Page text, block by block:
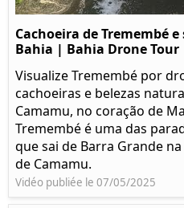
Cachoeira de Tremembé
Bahia | Bahia Drone Tour
Visualize Tremembé por
cachoeiras e belezas
Camamu, no coração de
Tremembé é uma das
que sai de Barra Grande
de Camamu.
Vidéo publiée le 07/05/2025